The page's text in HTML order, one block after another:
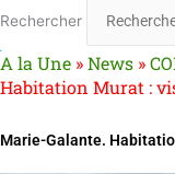
Rechercher
A la Une »News »
Habitation Murat :
Marie-Galante.